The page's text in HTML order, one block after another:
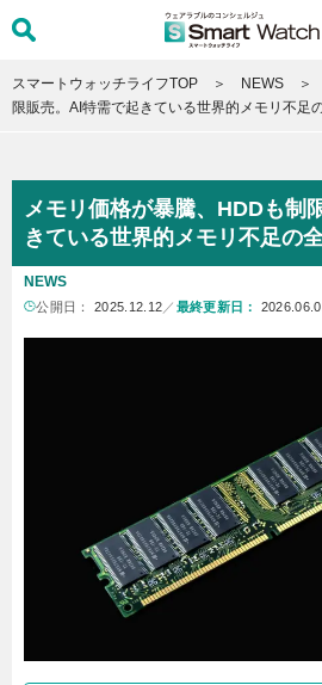
スマートウォッチライフTOP NEWS
限販売。AI特需で起きている世界的メモリ不足
メモリ価格が暴騰、HDDも制
きている世界的メモリ不足の
NEWS
公開日： 2025.12.12 ／ 最終更新日：